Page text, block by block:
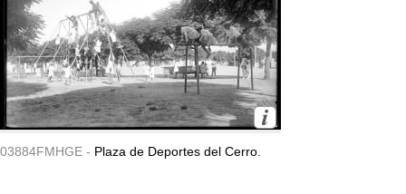
03884FMHGE - Plaza de Deportes del Cerro.